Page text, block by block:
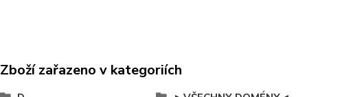
Zboží zařazeno v kategoriích